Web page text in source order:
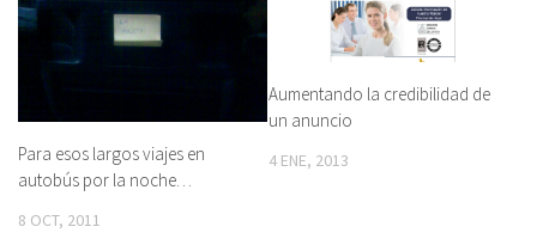
Para esos largos viajes en
autobús por la noche…
8 OCT, 2011
Aumentando la credibilidad de
un anuncio
4 ENE, 2013